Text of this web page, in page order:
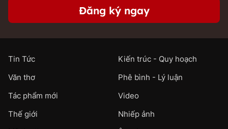
Đăng ký ngay
Tin Tức
Kiến trúc - Quy hoạch
Văn thơ
Phê bình - Lý luận
Tác phẩm mới
Video
Thế giới
Nhiếp ảnh